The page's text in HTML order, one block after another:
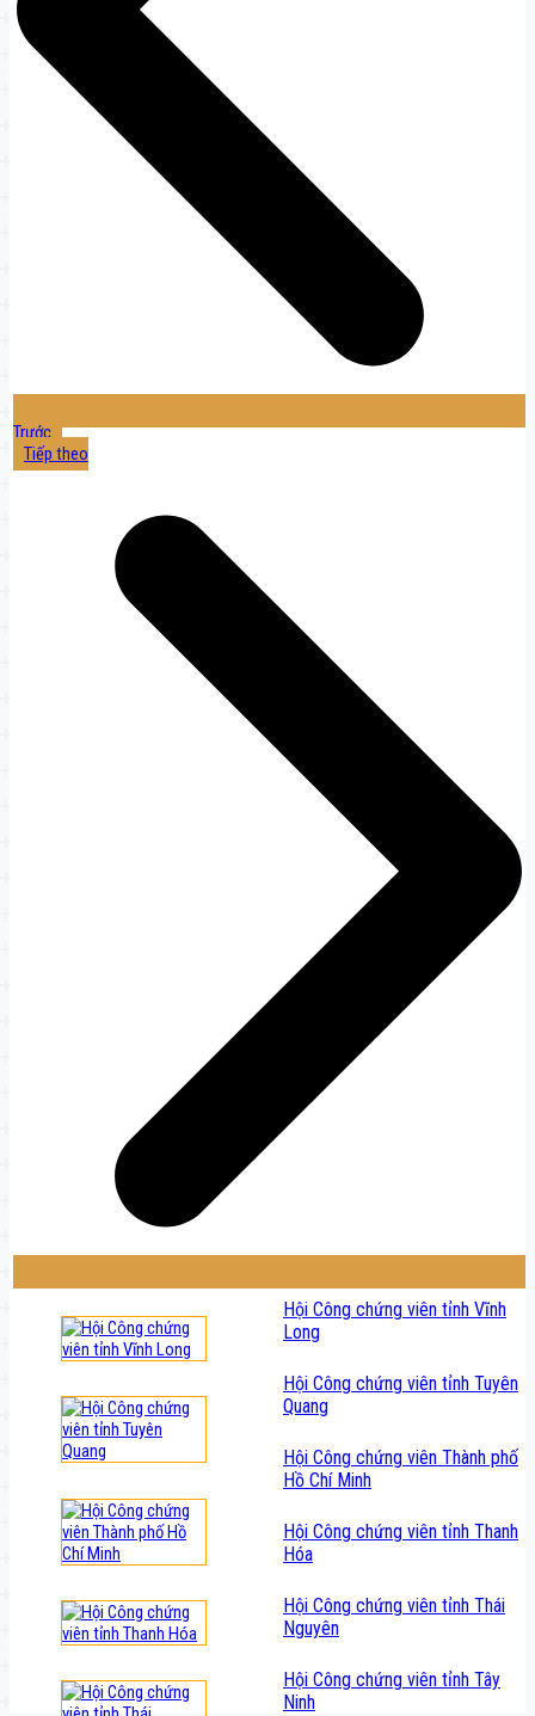
Trước
Tiếp theo
Hội Công chứng viên tỉnh Vĩnh
Long
Hội Công chứng viên tỉnh Tuyên
Quang
Hội Công chứng viên Thành phố
Hồ Chí Minh
Hội Công chứng viên tỉnh Thanh
Hóa
Hội Công chứng viên tỉnh Thái
Nguyên
Hội Công chứng viên tỉnh Tây
Ninh